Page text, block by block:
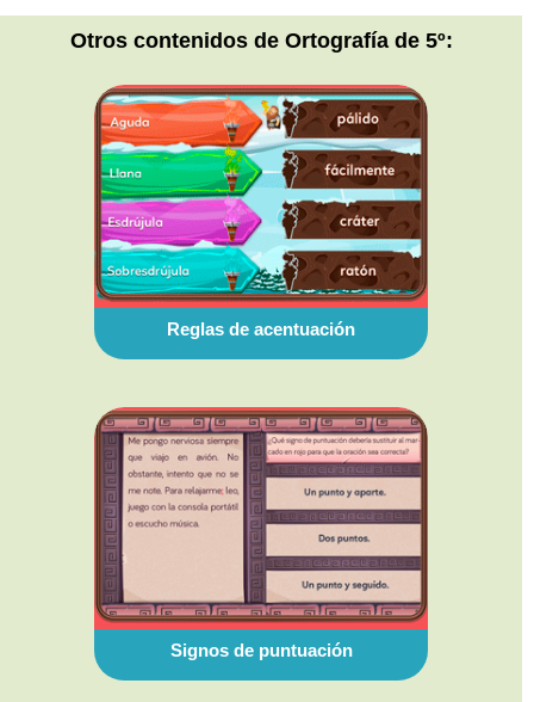
Otros contenidos de Ortografía de 5º:
Reglas de acentuación
Signos de puntuación